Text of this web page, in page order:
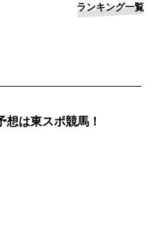
ランキング一覧
想は東スポ競馬！